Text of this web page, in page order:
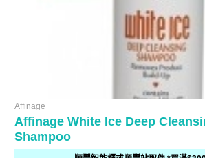
Affinage
Affinage White Ice Deep
Shampoo